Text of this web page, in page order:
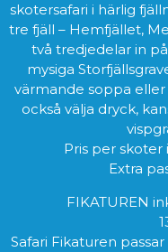
skotersafari i härlig
tre fjäll – Hemfjället,
två tredjedelar in
mysiga
värmande soppa
också välja dryck,
Pris per skoter
Extra
FIKATUREN
Safari Fikaturen